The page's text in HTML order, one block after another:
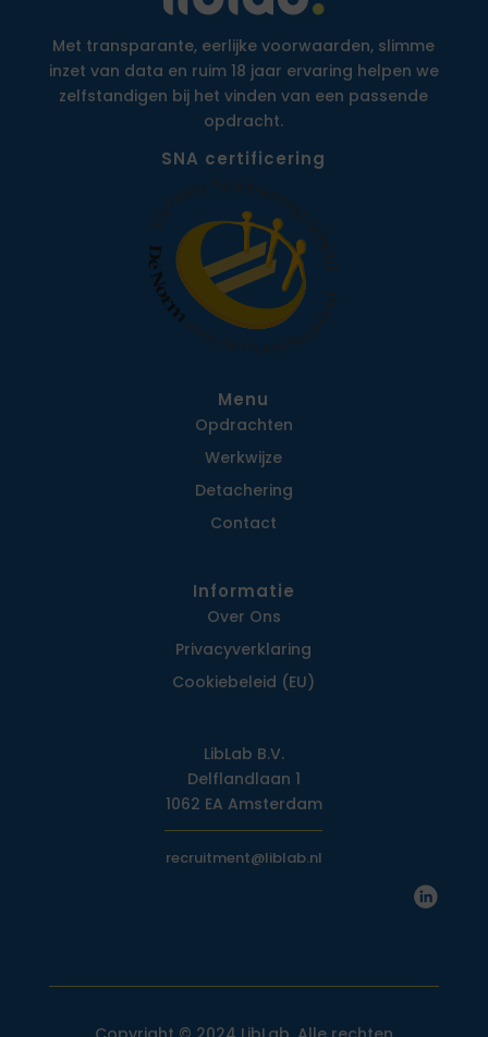
Met transparante, eerlijke voorwaarden, slimme
inzet van data en ruim 18 jaar ervaring helpen we
zelfstandigen bij het vinden van een passende
opdracht.
SNA certificering
Menu
Opdrachten
Werkwijze
Detachering
Contact
Informatie
Over Ons
Privacy­verklaring
Cookiebeleid (EU)
LibLab B.V.
Delflandlaan 1
1062 EA Amsterdam
recruitment@liblab.nl